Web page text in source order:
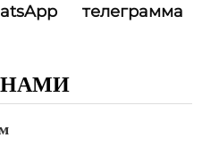
телеграмма
НАМИ